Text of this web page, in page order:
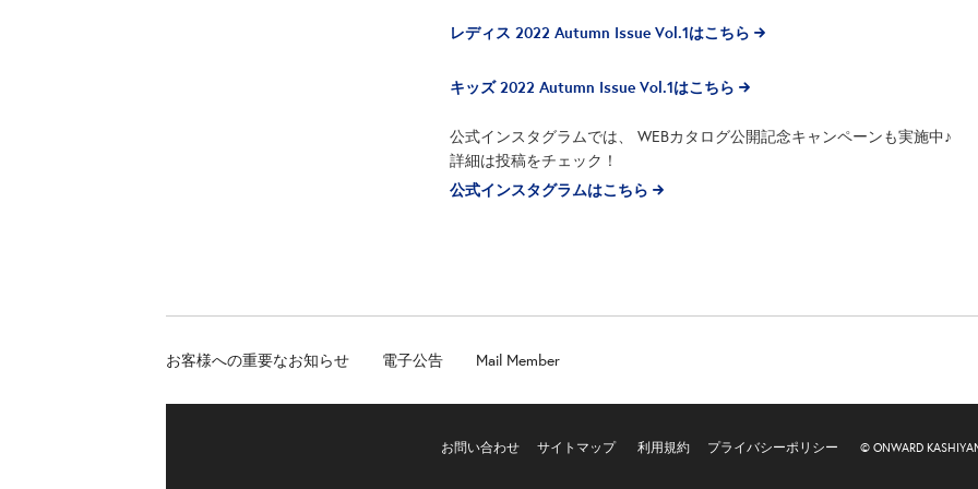
レディス 2022 Autumn Issue Vol.1はこちら
キッズ 2022 Autumn Issue Vol.1はこちら
公式インスタグラムでは、 WEBカタログ公開記念キャンペーンも実施中♪
詳細は投稿をチェック！
公式インスタグラムはこちら
お客様への重要なお知らせ 電子公告 Mail Member
お問い合わせ サイトマップ 利用規約 プライバシーポリシー © ONWARD